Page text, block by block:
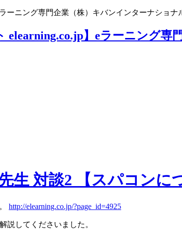
ーニング専門企業（株）キバンインターナショナ
生 対談2 【スパコンに
http://elearning.co.jp/?page_id=4925
説してくださいました。